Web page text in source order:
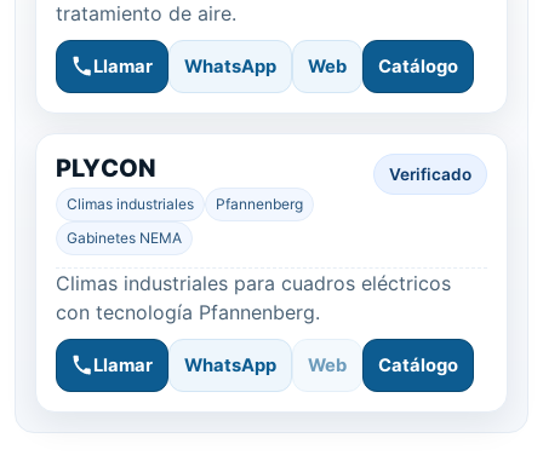
tratamiento de aire.
Llamar WhatsApp Web Catálogo
PLYCON
Climas industriales
Pfannenberg
Gabinetes NEMA
Verificado
Climas industriales para cuadros eléctricos
con tecnología Pfannenberg.
Llamar WhatsApp Web Catálogo